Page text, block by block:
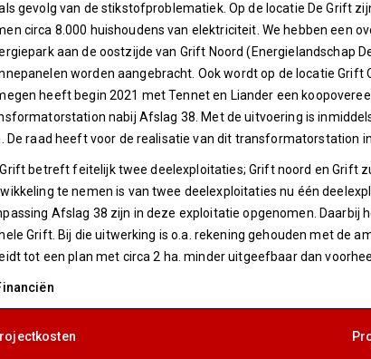
gevolg van de stikstofproblematiek. Op de locatie De Grift
circa 8.000 huishoudens van elektriciteit. We hebben een
aan de oostzijde van Grift Noord (Energielandschap
worden aangebracht. Ook wordt op de locatie Grift
heeft begin 2021 met Tennet en Liander een
nabij Afslag 38. Met de uitvoering is
De raad heeft voor de realisatie van dit transformatorstation
Grift betreft feitelijk twee deelexploitaties; Grift noord en Grift
te nemen is van twee deelexploitaties nu één
Afslag 38 zijn in deze exploitatie opgenomen. Daarbij
Grift. Bij die uitwerking is o.a. rekening gehouden met de
tot een plan met circa 2 ha. minder uitgeefbaar dan